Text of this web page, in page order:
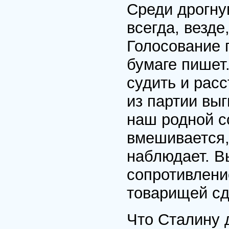
Среди
всегда,
бумаге
судить и
из партии
наш родной
наблюдает.
товарищей
Что Сталину